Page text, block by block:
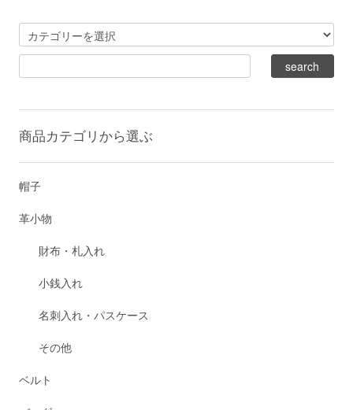
商品カテゴリから選ぶ
帽子
革小物
財布・札入れ
小銭入れ
名刺入れ・パスケース
その他
ベルト